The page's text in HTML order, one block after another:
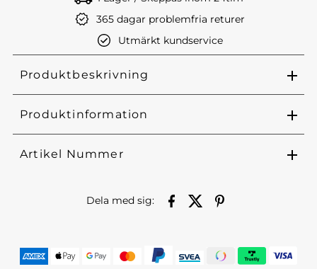
365 dagar problemfria returer
Utmärkt kundservice
Produktbeskrivning
Produktinformation
Artikel Nummer
Dela med sig: